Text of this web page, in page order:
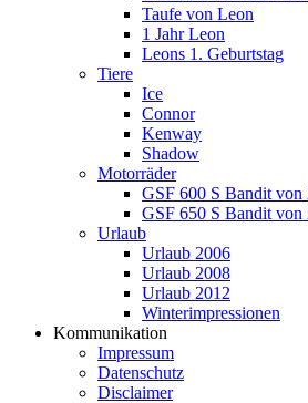
Taufe von Leon
1 Jahr Leon
Leons 1. Geburtstag
Tiere
Ice
Connor
Kenway
Shadow
Motorräder
GSF 600 S Bandit von
GSF 650 S Bandit von
Urlaub
Urlaub 2006
Urlaub 2008
Urlaub 2012
Winterimpressionen
Kommunikation
Impressum
Datenschutz
Disclaimer